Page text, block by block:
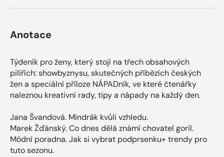
Anotace
Týdeník pro ženy, který stojí na třech obsahových
pilířích: showbyznysu, skutečných příbězích českých
žen a speciální příloze NÁPADník, ve které čtenářky
naleznou kreativní rady, tipy a nápady na každý den.
Jana Švandová. Mindrák kvůli vzhledu.
Marek Žďánský. Co dnes dělá známí chovatel goril.
Módní poradna. Jak si vybrat podprsenku+ trendy pro
tuto sezonu.